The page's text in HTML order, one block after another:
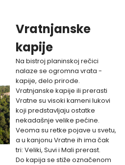
Vratnjanske
kapije
Na bistroj planinskoj rečici
nalaze se ogromna vrata -
kapije, delo prirode.
Vratnjanske kapije ili prerasti
Vratne su visoki kameni lukovi
koji predstavljaju ostatke
nekadašnje velike pećine.
Veoma su retke pojave u svetu,
a u kanjonu Vratne ih ima čak
tri: Veliki, Suvi i Mali prerast.
Do kapija se stiže označenom